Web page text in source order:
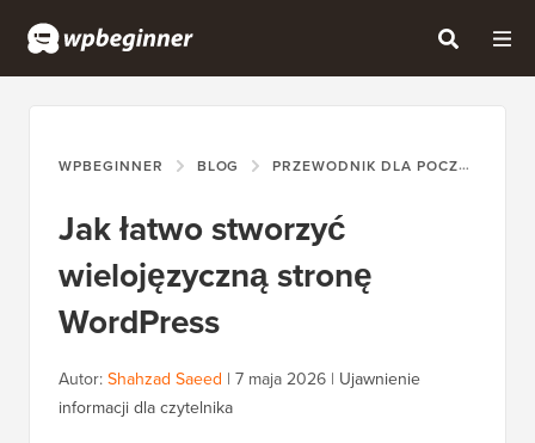
WPBEGINNER BLOG PRZEWODNIK DLA POCZĄTKUJĄCYCH
Jak łatwo stworzyć
wielojęzyczną stronę
WordPress
Autor: Shahzad Saeed | 7 maja 2026 | Ujawnienie
informacji dla czytelnika